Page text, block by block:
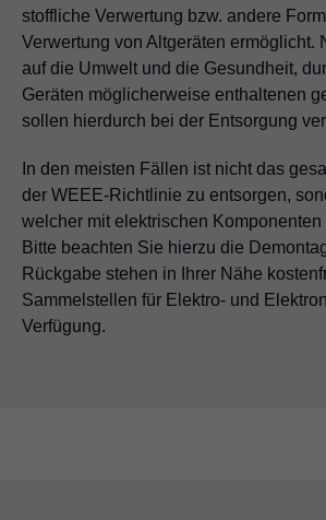
stoffliche Verwertung bzw. andere
Verwertung von Altgeräten ermöglicht.
auf die Umwelt und die Gesundheit,
Geräten möglicherweise enthaltenen
sollen hierdurch bei der Entsorgung
In den meisten Fällen ist nicht das
der WEEE-Richtlinie zu entsorgen,
welcher mit elektrischen Komponenten
Bitte beachten Sie hierzu die
Rückgabe stehen in Ihrer Nähe
Sammelstellen für Elektro- und
Verfügung.